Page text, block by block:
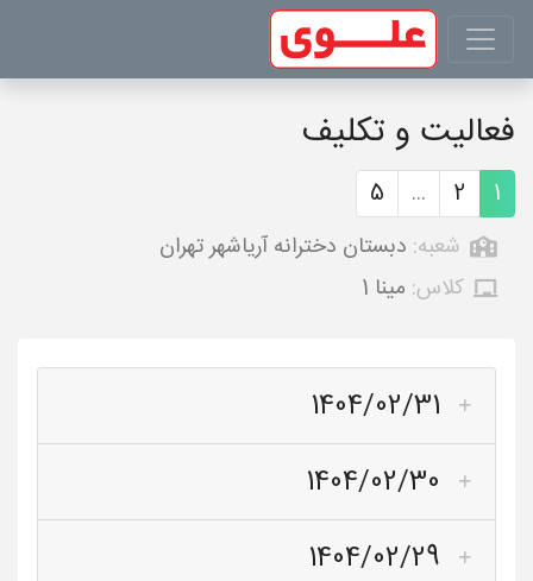
فعالیت و تکلیف
1
2
...
5
شعبه: دبستان دخترانه آریاشهر تهران
کلاس: مینا 1
1404/02/31
1404/02/30
1404/02/29